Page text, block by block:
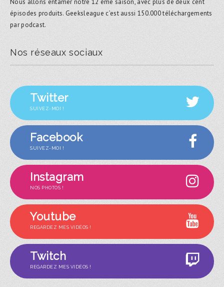
Nous allons entamer notre 12 ème saison, avec plus de deux cent
épisodes produits. Geeksleague c’est aussi 150.000 téléchargements
par podcast.
Nos réseaux sociaux
Twitter
SUIVEZ-MOI !
Facebook
SUIVEZ-MOI !
Instagram
NOS PHOTOS !
Youtube
REGARDEZ MES VIDÉOS !
Twitch
REGARDEZ MES VIDÉOS !